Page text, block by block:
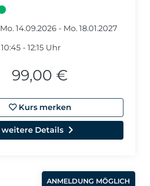
Mo. 14.09.2026 - Mo. 18.01.2027
10:45 - 12:15 Uhr
99,00 €
Kurs merken
weitere Details
ANMELDUNG MÖGLICH